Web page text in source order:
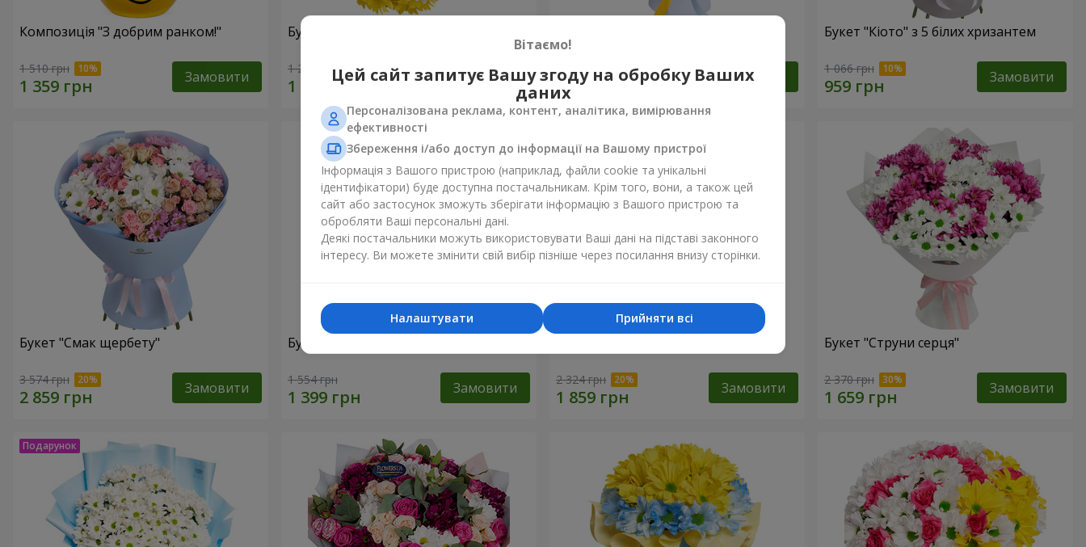
Композиція "З добрим ранком!"
1 510 грн Замовити
Букет "Золотце!"
1 221 грн Замовити 1 624 грн Замовити
Букет "Кіото" з 5 білих хризантем
1 066 грн Замовити
Букет "Смак щербету"
3 574 грн Замовити
Букет "Ми та літо"
1 554 грн Замовити 2 324 грн Замовити
Букет "Струни серця"
2 370 грн Замовити
Вітаємо!
Цей сайт запитує Вашу згоду на обробку Ваших
даних
Персоналізована реклама, контент, аналітика, вимірювання
ефективності
Збереження і/або доступ до інформації на Вашому пристрої
Інформація з Вашого пристрою (наприклад, файли cookie та унікальні
ідентифікатори) буде доступна постачальникам. Крім того, вони, а також цей
сайт або застосунок зможуть зберігати інформацію з Вашого пристрою та
обробляти Ваші персональні дані.
Деякі постачальники можуть використовувати Ваші дані на підставі законного
інтересу. Ви можете змінити свій вибір пізніше через посилання внизу сторінки.
Прийняти всі
Налаштувати